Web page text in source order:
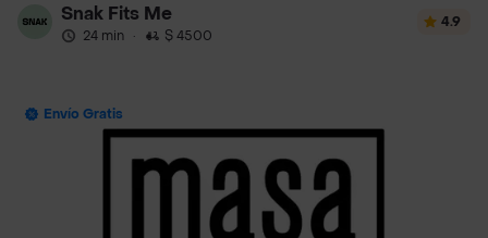
Snak Fits Me
24 min · $ 4500
4.9
Envío Gratis